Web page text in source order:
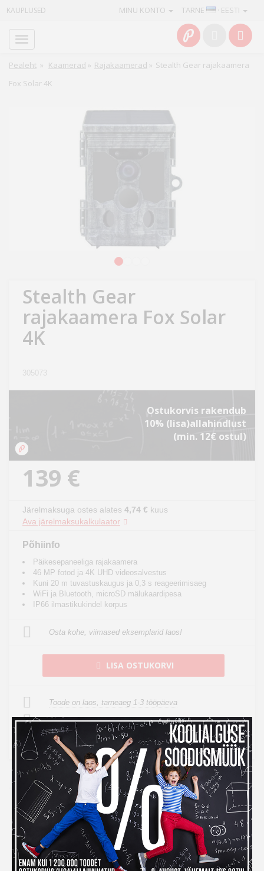
KAUPLUSED TARNE · EESTI
MINU KONTO
Pealeht » Kaamerad » Rajakaamerad » Stealth Gear rajakaamera
Fox Solar 4K
Stealth Gear
rajakaamera Fox Solar
4K
305073
Ostukorvis rakendub
10% (lisa)allahindlust
(min. 12€ ostul)
139 €
Järelmaksuga ostes alates 4,74 € kuus
Ava järelmaksukalkulaator
Põhiinfo
Päikesepaneeliga rajakaamera
46 MP fotod ja 4K UHD videosalvestus
Kuni 20 m tuvastuskaugus ja 0,3 s reageerimisaeg
WiFi ja Bluetooth, microSD mälukaardipesa
IP66 ilmastikukindel korpus
Osta kohe, viimased eksemplarid laos!
LISA OSTUKORVI
Toode on laos, tarneaeg 1-3 tööpäeva
See toode tuuakse sulle tasuta koju kätte
14 14 päeva tagastusõigus internetist ostmisel
Kampaania
Inbank järelmaksuga ostes
maksad kauba eest alles
detsembris
Info
Teenused
aed
Mänguasjad
Auto